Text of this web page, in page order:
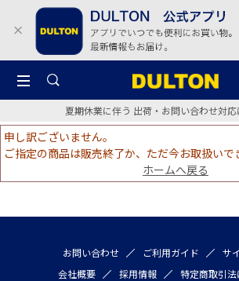
夏期休業に伴う 出荷・お問い合わせ対
申し訳ございません。
ご指定の商品は販売終了か、ただ今お取扱いで
ホームへ戻る
お問い合わせ ご利用ガイド
サ
会社概要
採用情報 特定商取引